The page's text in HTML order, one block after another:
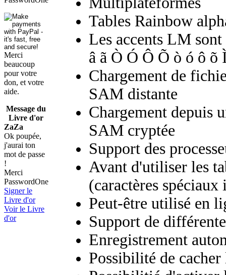
Merci
beaucoup
pour votre
don, et votre
aide.
Message du
Livre d'or
ZaZa
Ok poupée,
j'aurai ton
mot de passe
!
Merci
PasswordOne
Signer le
Livre d'or
Voir le Livre
d'or
Tables Rainbow
Les accents LM
â ã Ò Ó Ô Õ ò ó ô
Chargement de
SAM distante
Chargement depuis
SAM cryptée
Support des
Avant d'utiliser les
(caractères spéciaux
Peut-être utilisé en
Support de
Enregistrement
Possibilité de